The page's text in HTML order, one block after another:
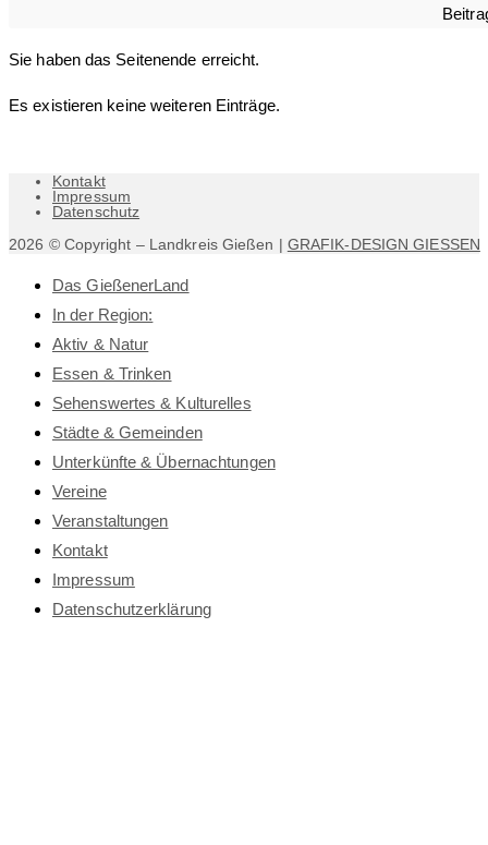
Sie haben das Seitenende erreicht.
Es existieren keine weiteren Einträge.
Kontakt
Impressum
Datenschutz
2026 © Copyright – Landkreis Gießen | GRAFIK-DESIGN GIESSEN
Das GießenerLand
In der Region:
Aktiv & Natur
Essen & Trinken
Sehenswertes & Kulturelles
Städte & Gemeinden
Unterkünfte & Übernachtungen
Vereine
Veranstaltungen
Kontakt
Impressum
Datenschutz­erklärung